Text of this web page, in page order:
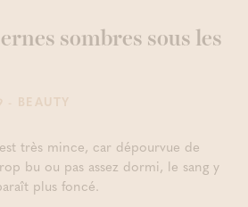
sombres sous les
- BEAUTY
très mince, car dépourvue de
bu ou pas assez dormi, le sang y
plus foncé.